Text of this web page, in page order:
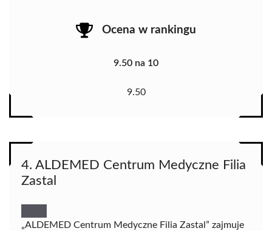
Ocena w rankingu
9.50 na 10
9.50
4. ALDEMED Centrum Medyczne Filia
Zastal
„ALDEMED Centrum Medyczne Filia Zastal” zajmuje